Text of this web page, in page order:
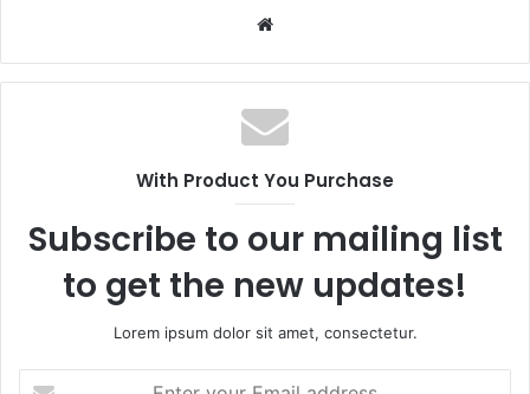
Website
With Product You Purchase
Subscribe to our mailing list
to get the new updates!
Lorem ipsum dolor sit amet, consectetur.